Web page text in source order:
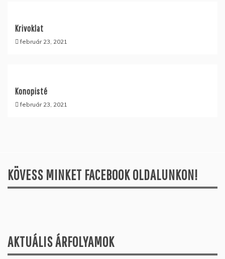
Krivoklat
február 23, 2021
Konopisté
február 23, 2021
KÖVESS MINKET FACEBOOK OLDALUNKON!
AKTUÁLIS ÁRFOLYAMOK